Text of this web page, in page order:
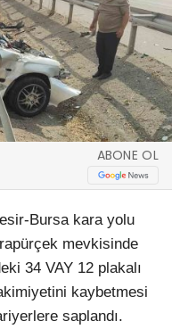
ABONE OL
Bursa kara yolu
mevkisinde
34 VAY 12 plakalı
kaybetmesi
saplandı.